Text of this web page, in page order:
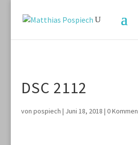
DSC 2112
von pospiech | Juni 18, 2018 | 0